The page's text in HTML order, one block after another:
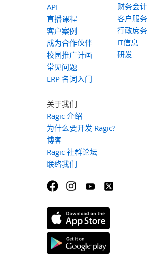
API
直播课程
客户案例
成为合作伙伴
校园推广计画
常见问题
ERP 名词入门
财务会计
客户服务
行政庶务
IT信息
研发
关于我们
Ragic 介绍
为什么要开发 Ragic?
博客
Ragic 社群论坛
联络我们